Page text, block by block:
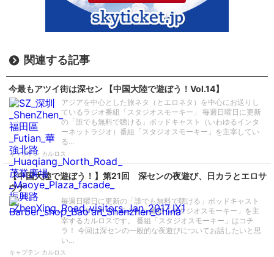
関連する記事
今最もアツイ街は深セン 【中国大陸で遊ぼう！Vol.14】
アジアを中心とした旅ネタ（とエロネタ）を中心にお送りし
ているラジオ番組「スタジオスモーキー」 毎週日曜日に更新
の「誰でも無料で聴ける」ポッドキャスト（いわゆるインタ
ーネットラジオ）番組「スタジオスモーキー」を主宰してい
る…
キャプテン カルロス
【中国大陸で遊ぼう！】第21回 深センの夜遊び、日カラとエロサ
ウナ
毎週日曜日に更新の「誰でも無料で聴ける」ポッドキャスト
（インターネットラジオ）番組「スタジオスモーキー」を主
宰するカルロスです。 番組「スタジオスモーキー」はコチ
ラ！ 今回は深センの一般的な夜遊びについてお話したいと思
い…
キャプテン カルロス